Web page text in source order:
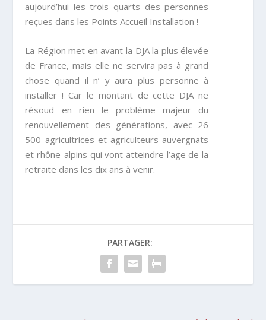
aujourd’hui les trois quarts des personnes
reçues dans les Points Accueil Installation !
La Région met en avant la DJA la plus élevée
de France, mais elle ne servira pas à grand
chose quand il n’ y aura plus personne à
installer ! Car le montant de cette DJA ne
résoud en rien le problème majeur du
renouvellement des générations, avec 26
500 agricultrices et agriculteurs auvergnats
et rhône-alpins qui vont atteindre l’age de la
retraite dans les dix ans à venir.
PARTAGER: